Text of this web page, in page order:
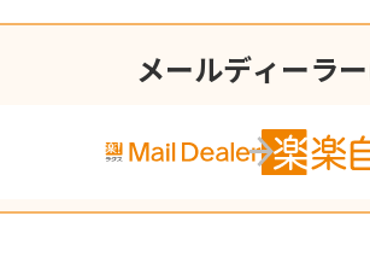
メールディーラ